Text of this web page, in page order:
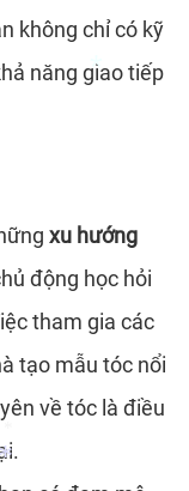
*
*
không chỉ có kỹ
năng giao tiếp
xu hướng
động học hỏi
tham gia các
tạo mẫu tóc nổi
về tóc là điều